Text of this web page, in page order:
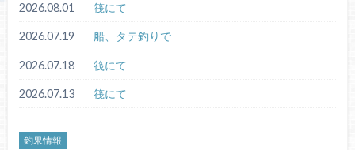
2026.08.01 筏にて
2026.07.19 船、タテ釣りで
2026.07.18 筏にて
2026.07.13 筏にて
釣果情報